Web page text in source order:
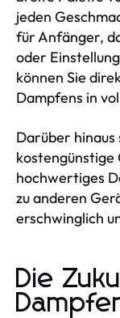
jeden
für Anfänger,
oder
können Sie
Dampfens in
Darüber hinaus
kostengünstige
hochwertiges
zu anderen
erschwinglich
Die